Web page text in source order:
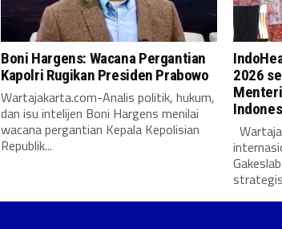
Boni Hargens: Wacana Pergantian
Kapolri Rugikan Presiden Prabowo
Wartajakarta.com-Analis politik, hukum,
dan isu intelijen Boni Hargens menilai
wacana pergantian Kepala Kepolisian
Republik...
2026